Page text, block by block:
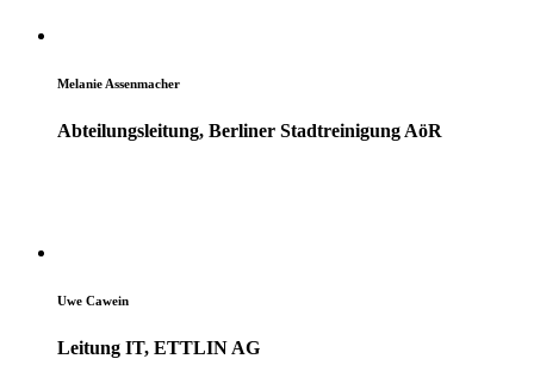
Melanie Assenmacher
Abteilungsleitung, Berliner Stadtreinigung AöR
Uwe Cawein
Leitung IT, ETTLIN AG